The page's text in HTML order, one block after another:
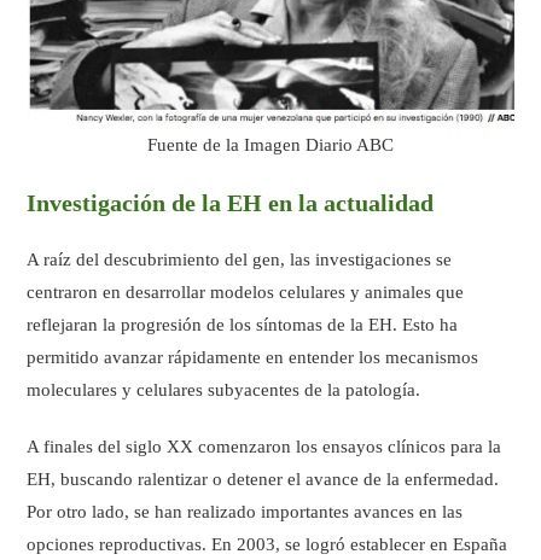
Fuente de la Imagen Diario ABC
Investigación de la EH en la actualidad
A raíz del descubrimiento del gen, las investigaciones se
centraron en desarrollar modelos celulares y animales que
reflejaran la progresión de los síntomas de la EH. Esto ha
permitido avanzar rápidamente en entender los mecanismos
moleculares y celulares subyacentes de la patología.
A finales del siglo XX comenzaron los ensayos clínicos para la
EH, buscando ralentizar o detener el avance de la enfermedad.
Por otro lado, se han realizado importantes avances en las
opciones reproductivas. En 2003, se logró establecer en España